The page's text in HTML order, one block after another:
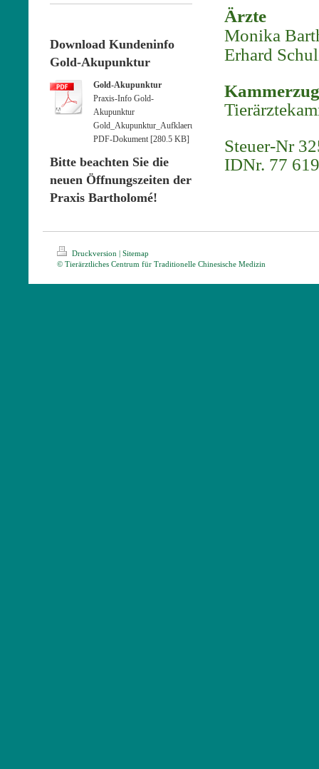
Download Kundeninfo
Gold-Akupunktur
Gold-Akupunktur
Praxis-Info Gold-
Akupunktur
Gold_Akupunktur_Aufklaerung_deutsch.pdf
PDF-Dokument [280.5 KB]
Bitte beachten Sie die
neuen Öffnungszeiten der
Praxis Bartholomé!
Ärzte
Monika
Erhard
Steuer-Nr
IDNr. 77
Druckversion | Sitemap
© Tierärztliches Centrum für Traditionelle Chinesische Medizin